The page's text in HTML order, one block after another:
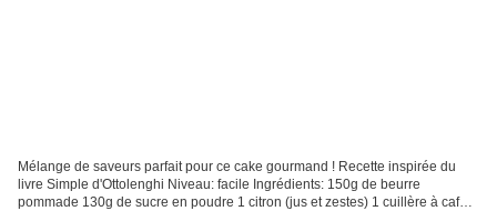
Mélange de saveurs parfait pour ce cake gourmand ! Recette inspirée du
livre Simple d'Ottolenghi Niveau: facile Ingrédients: 150g de beurre
pommade 130g de sucre en poudre 1 citron (jus et zestes) 1 cuillère à café